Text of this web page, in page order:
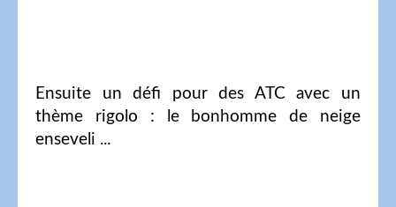
Ensuite un défi pour des ATC avec un
thème rigolo : le bonhomme de neige
enseveli ...